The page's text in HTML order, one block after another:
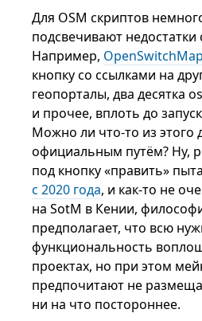
Для OSM скриптов
подсвечивают недостатки
Например,
кнопку со ссылками на
геопорталы, два десятка
и прочее, вплоть до
Можно ли что-то из этого
официальным путём? Ну,
под кнопку «править»
с 2020 года, и как-то не
на SotM в Кении,
предполагает, что всю
функциональность
проектах, но при этом
предпочитают не
ни на что постороннее.